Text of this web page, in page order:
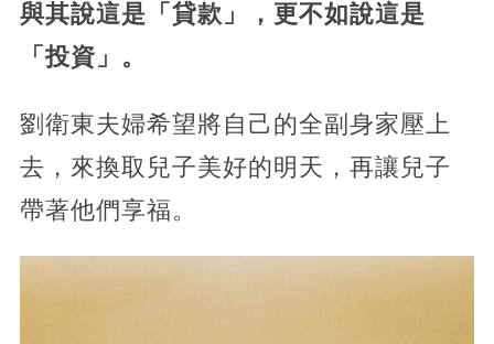
與其說這是「貸款」，更不如說這是
「投資」。
劉衛東夫婦希望將自己的全副身家壓上
去，來換取兒子美好的明天，再讓兒子
帶著他們享福。